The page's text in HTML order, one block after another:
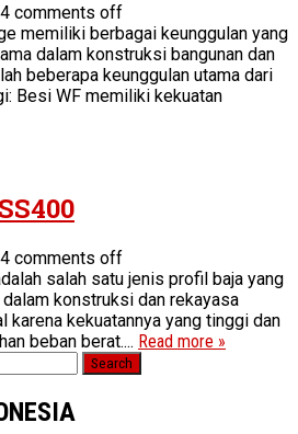
comments off
memiliki berbagai keunggulan yang
dalam konstruksi bangunan dan
beberapa keunggulan utama dari
Besi WF memiliki kekuatan
comments off
salah satu jenis profil baja yang
konstruksi dan rekayasa
karena kekuatannya yang tinggi dan
beban berat.... Read more »